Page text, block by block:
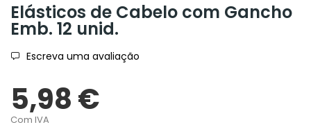
Elásticos de Cabelo com Gancho
Emb. 12 unid.
Escreva uma avaliação
5,98 €
Com IVA